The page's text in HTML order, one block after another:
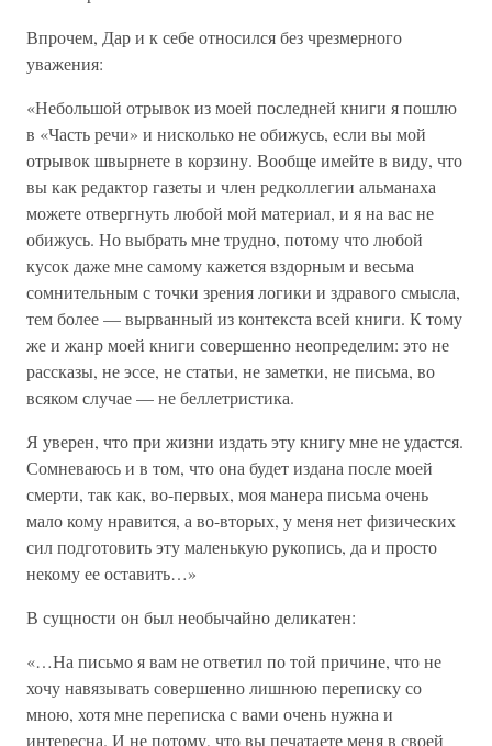
Впрочем, Дар и к себе относился без чрезмерного
уважения:
«Небольшой отрывок из моей последней книги я пошлю
в «Часть речи» и нисколько не обижусь, если вы мой
отрывок швырнете в корзину. Вообще имейте в виду, что
вы как редактор газеты и член редколлегии альманаха
можете отвергнуть любой мой материал, и я на вас не
обижусь. Но выбрать мне трудно, потому что любой
кусок даже мне самому кажется вздорным и весьма
сомнительным с точки зрения логики и здравого смысла,
тем более — вырванный из контекста всей книги. К тому
же и жанр моей книги совершенно неопределим: это не
рассказы, не эссе, не статьи, не заметки, не письма, во
всяком случае — не беллетристика.
Я уверен, что при жизни издать эту книгу мне не удастся.
Сомневаюсь и в том, что она будет издана после моей
смерти, так как, во-первых, моя манера письма очень
мало кому нравится, а во-вторых, у меня нет физических
сил подготовить эту маленькую рукопись, да и просто
некому ее оставить…»
В сущности он был необычайно деликатен:
«…На письмо я вам не ответил по той причине, что не
хочу навязывать совершенно лишнюю переписку со
мною, хотя мне переписка с вами очень нужна и
интересна. И не потому, что вы печатаете меня в своей